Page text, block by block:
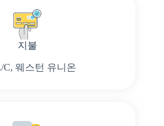
지불
C, 웨스턴 유니온